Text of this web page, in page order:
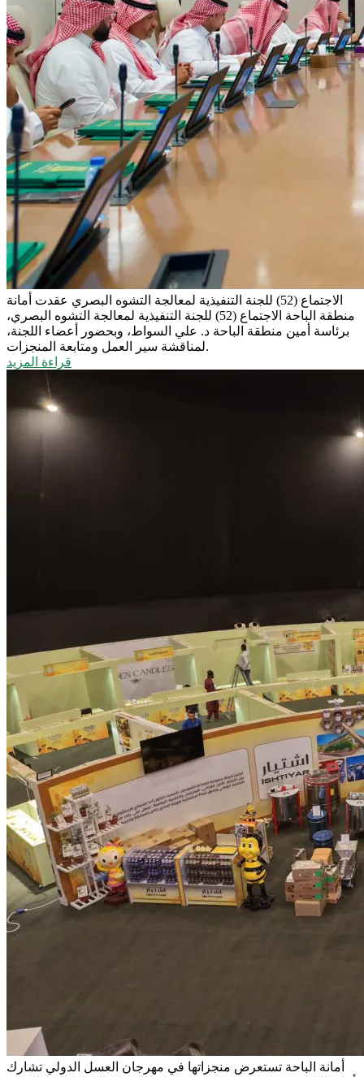
الاجتماع (52) للجنة التنفيذية لمعالجة التشوه البصري
عقدت أمانة
منطقة الباحة الاجتماع (52) للجنة التنفيذية لمعالجة التشوه البصري،
برئاسة أمين منطقة الباحة د. علي السواط، وبحضور أعضاء اللجنة،
لمناقشة سير العمل ومتابعة المنجزات.
قراءة المزيد
أمانة الباحة تستعرض منجزاتها في مهرجان العسل الدولي تشارك